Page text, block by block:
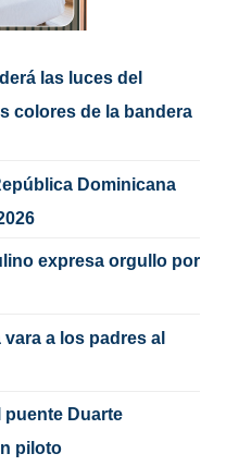
las luces del
colores de la bandera
Dominicana
expresa orgullo por
a los padres al
puente Duarte
piloto